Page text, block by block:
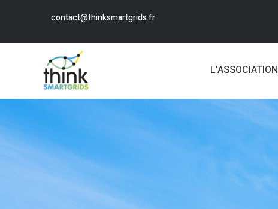
contact@thinksmartgrids.fr
L’ASSOCIATION